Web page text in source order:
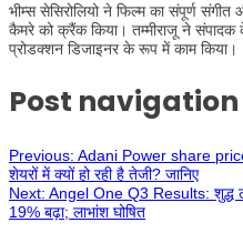
भीम्स सेसिरोलियो ने फिल्म का संपूर्ण
कैमरे को क्रैंक किया। तम्मीराजू ने
प्रोडक्शन डिजाइनर के रूप में काम किया।
Post navigation
Previous: Adani Power share
शेयरों में क्यों हो रही है तेजी? जानिए
Next: Angel One Q3 Results: शुद्ध
19% बढ़ा; लाभांश घोषित